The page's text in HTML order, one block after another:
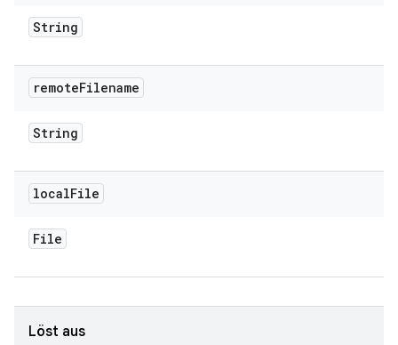
String
remoteFilename
String
localFile
File
Löst aus